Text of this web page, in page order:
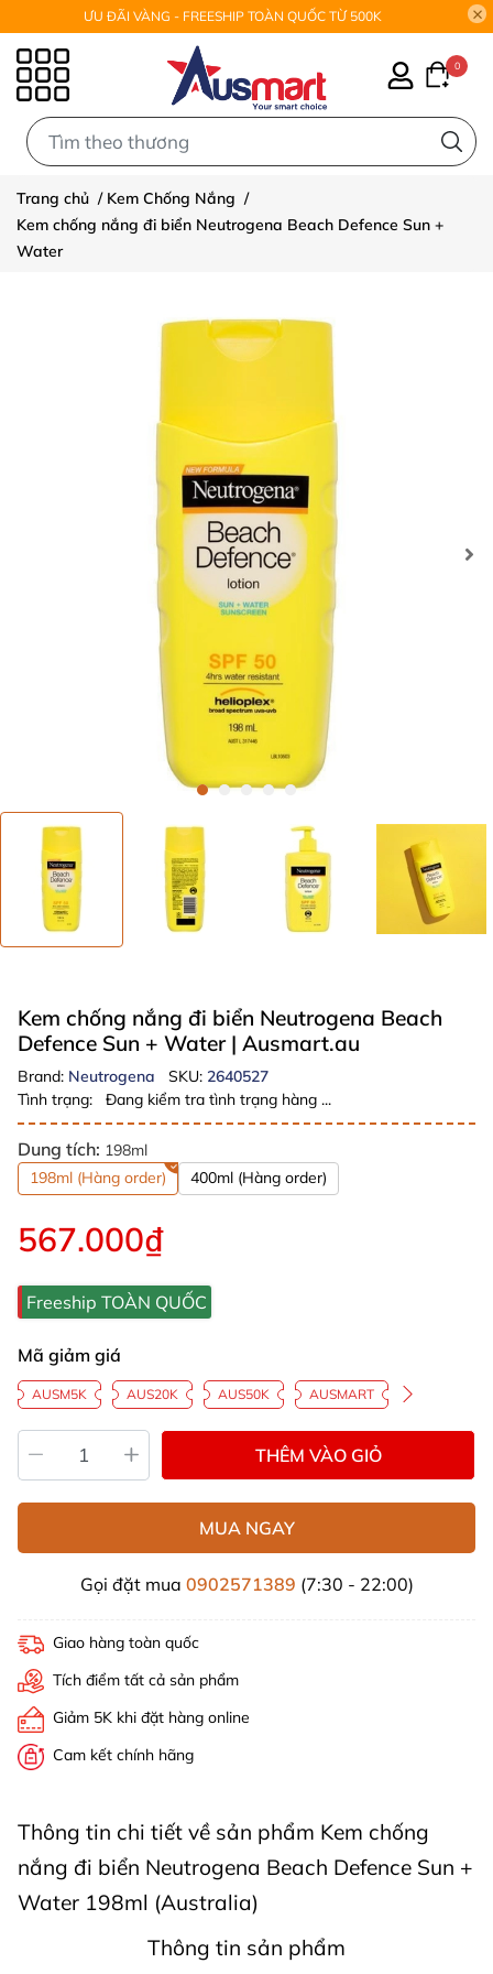
ƯU ĐÃI VÀNG - FREESHIP TOÀN QUỐC TỪ 500K
0
Trang chủ / Kem Chống Nắng /
Kem chống nắng đi biển Neutrogena Beach Defence Sun +
Water
Kem chống nắng đi biển Neutrogena Beach
Defence Sun + Water | Ausmart.au
Brand: Neutrogena SKU: 2640527
Tình trạng:
Đang kiểm tra tình trạng hàng ...
Dung tích: 198ml
198ml (Hàng order)
400ml (Hàng order)
567.000₫
Freeship TOÀN QUỐC
Mã giảm giá
AUSM5K AUS20K AUS50K AUSMART
THÊM VÀO GIỎ
MUA NGAY
Gọi đặt mua 0902571389 (7:30 - 22:00)
Giao hàng toàn quốc
Tích điểm tất cả sản phẩm
Giảm 5K khi đặt hàng online
Cam kết chính hãng
Thông tin chi tiết về sản phẩm Kem chống
nắng đi biển Neutrogena Beach Defence Sun +
Water 198ml (Australia)
Thông tin sản phẩm